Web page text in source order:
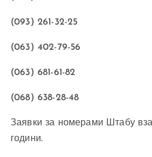
(093) 261-32-25
(063) 402-79-56
(063) 681-61-82
(068) 638-28-48
Заявки за номерами Штабу
години.